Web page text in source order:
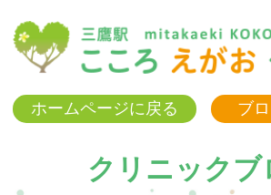
ホームページに戻る ブ
クリニックブ